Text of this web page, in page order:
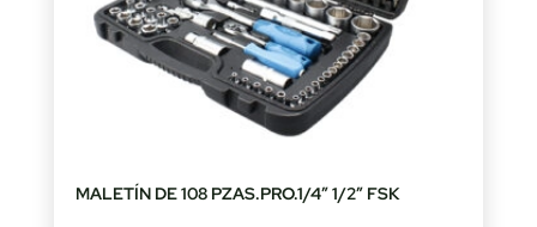
MALETÍN DE 108 PZAS.PRO.1/4″ 1/2″ FSK